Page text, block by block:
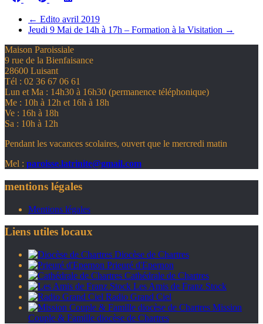
← Edito avril 2019
Jeudi 9 Mai de 14h à 17h – Formation à la Visitation →
Maison Paroissiale
9 rue de la Bienfaisance
28600 Luisant
Tél : 02 36 67 06 61
Lun et Ma : 14h30 à 16h30 (permanence téléphonique)
Me : 10h à 12h et 16h à 18h
Ve : 16h à 18h
Sa : 10h à 12h
Pendant les vacances scolaires, ouvert que le mercredi matin
Mel : paroisse.latrinite@gmail.com
mentions légales
Mentions légales
Liens utiles locaux
Diocèse de Chartres
Prieuré d'Epernon
Cathédrale de Chartres
Les Amis de Franz Stock
Radio Grand Ciel
Mission
Couple & Famille diocèse de Chartres